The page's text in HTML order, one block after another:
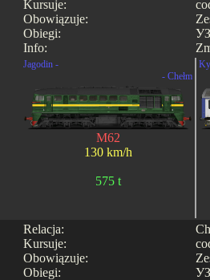
Kursuje:
Obowiązuje:
Obiegi:
Info:
Jagodin -
- Chełm
M62
130 km/h
575 t
Relacja:
Kursuje:
Obowiązuje:
Obiegi: